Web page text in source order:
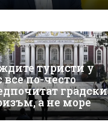
туристи у
все по-често
градски
а не море